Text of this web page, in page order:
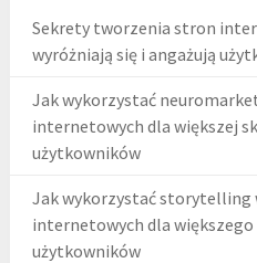
Sekrety tworzenia stron
wyróżniają się i angażują
Jak wykorzystać
internetowych dla większej
użytkowników
Jak wykorzystać
internetowych dla większego
użytkowników